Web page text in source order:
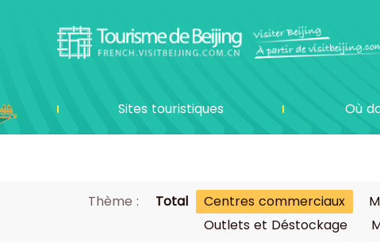
Sites touristiques Où
Thème : Total Centres commerciaux
Outlets et Déstockage